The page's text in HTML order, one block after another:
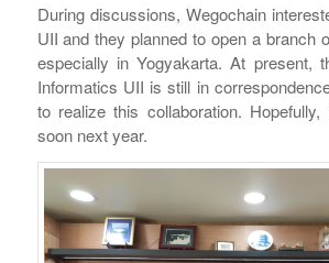
During discussions, Wegochain
UII and they planned to open a branch
especially in Yogyakarta. At present,
Informatics UII is still in
to realize this collaboration.
soon next year.